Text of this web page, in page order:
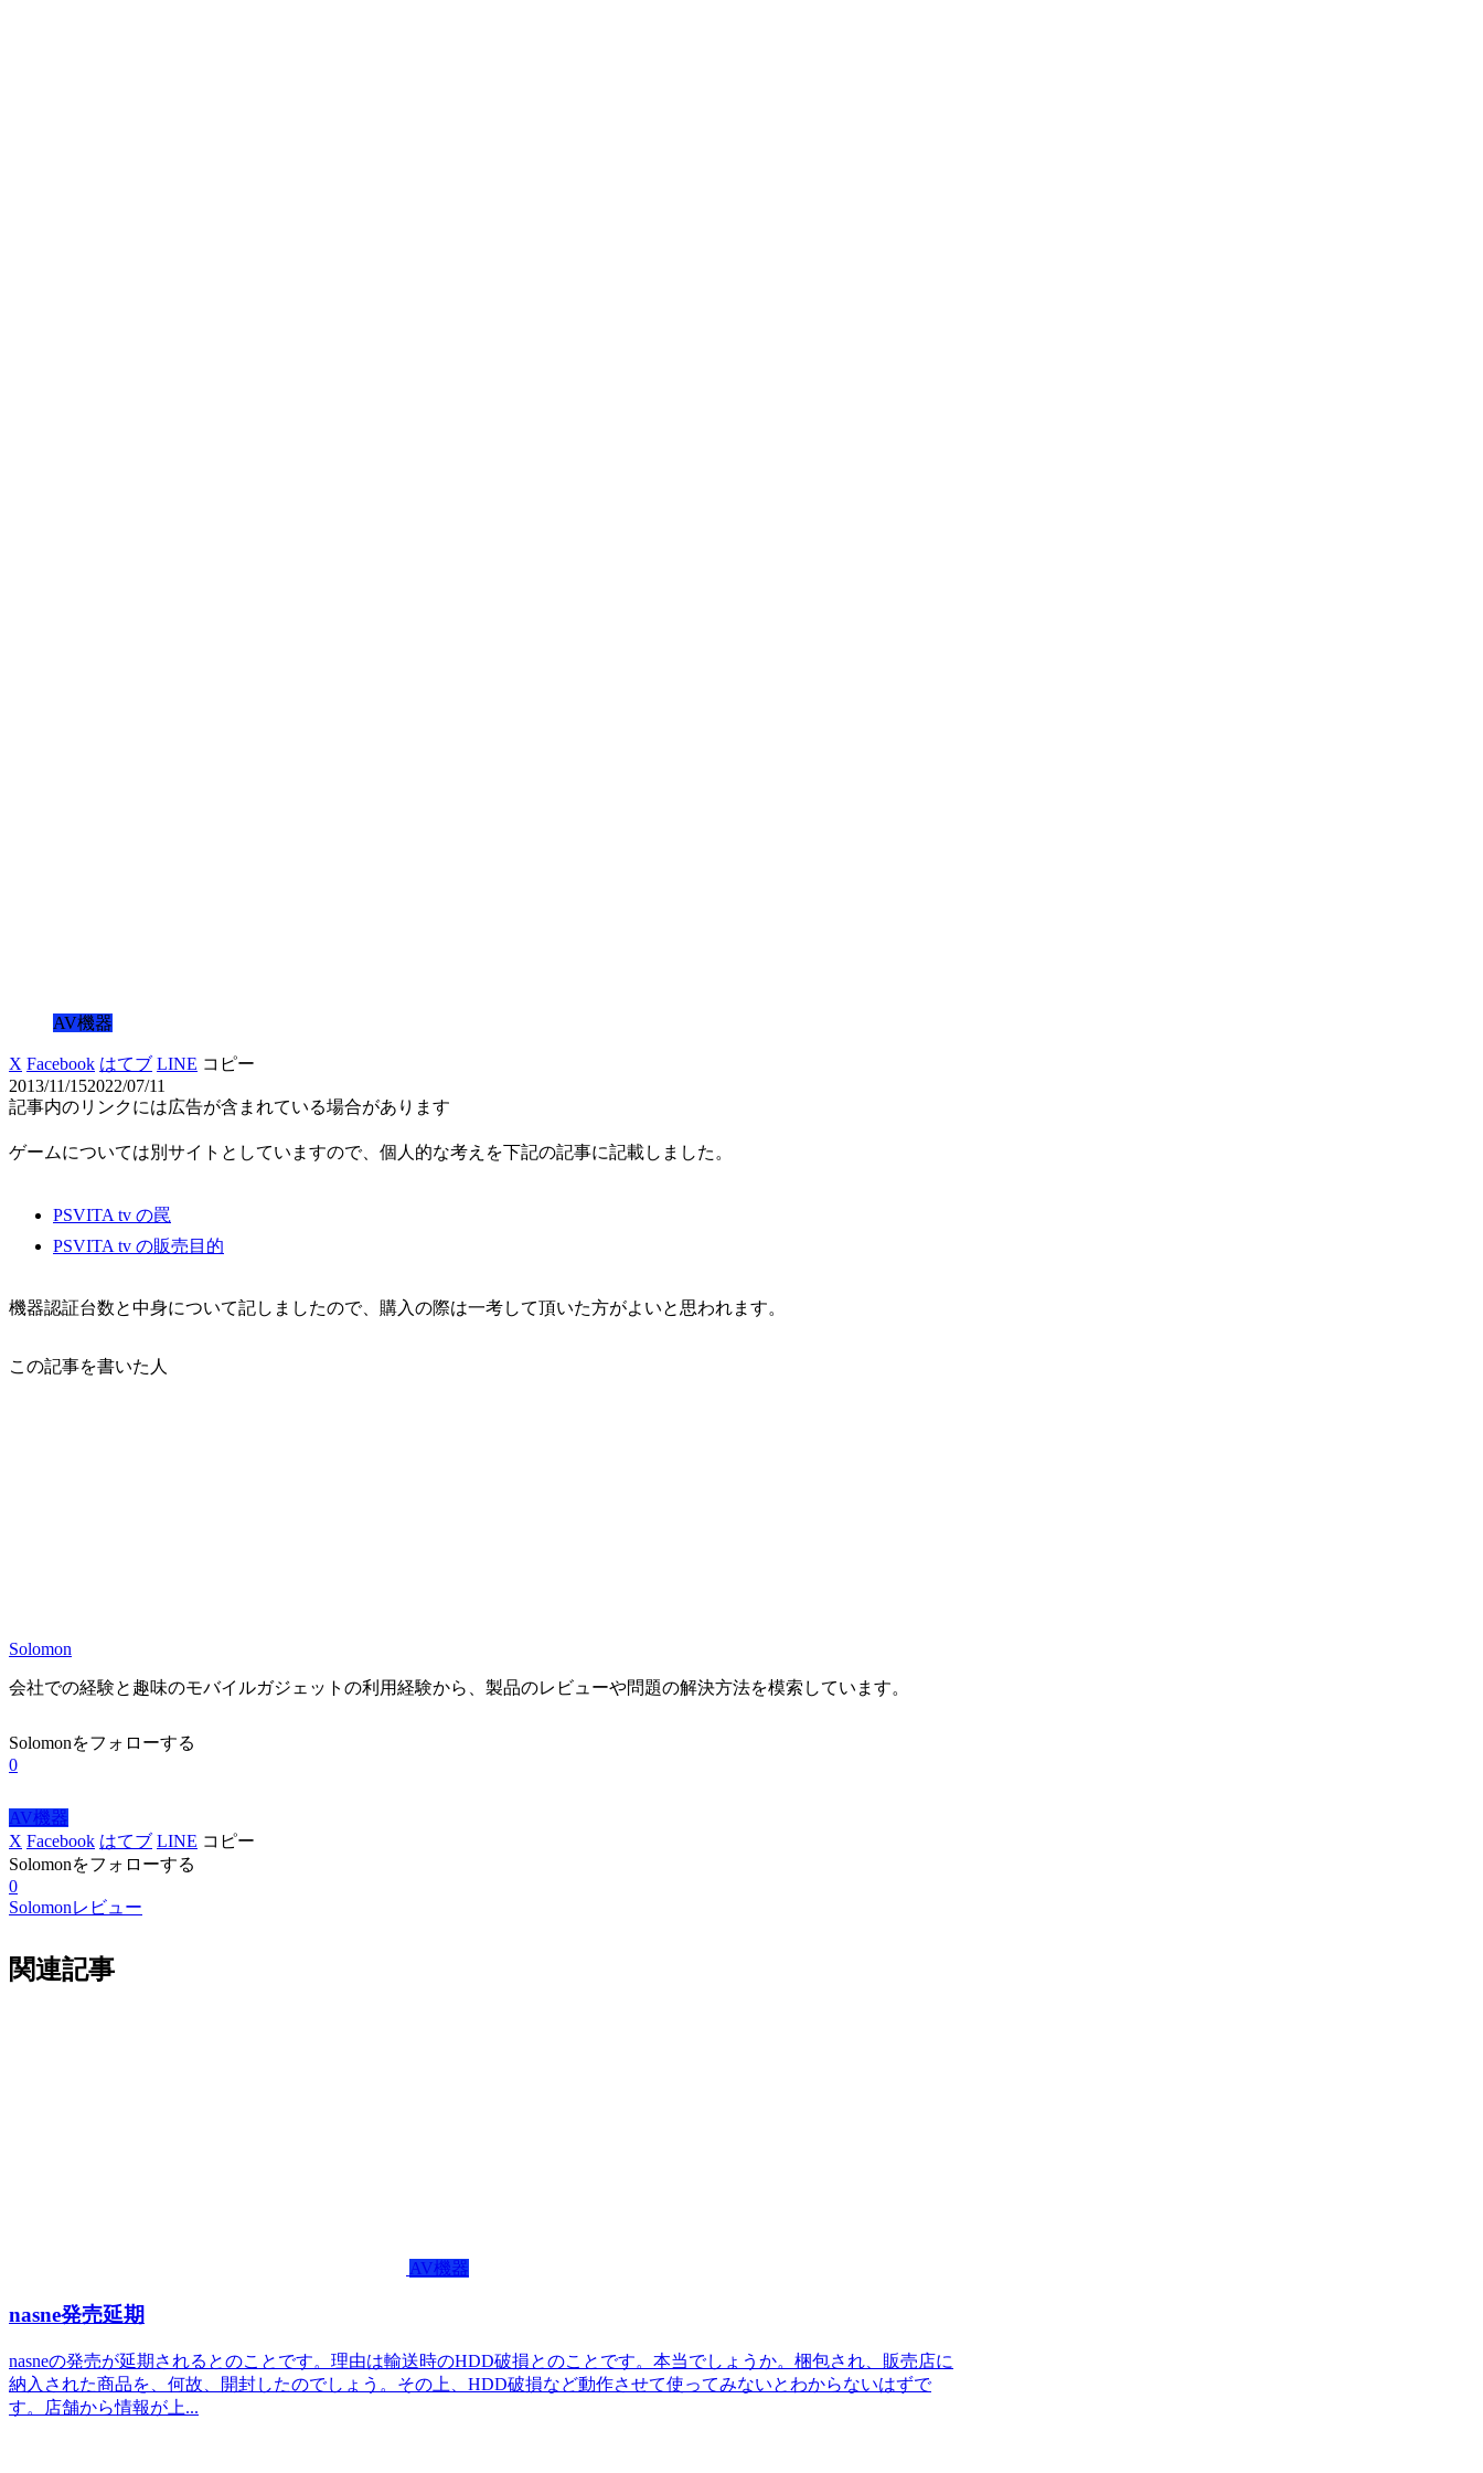
AV機器
X Facebook はてブ LINE コピー
2013/11/152022/07/11
記事内のリンクには広告が含まれている場合があります
ゲームについては別サイトとしていますので、個人的な考えを下記の記事に記載しました。
PSVITA tv の罠
PSVITA tv の販売目的
機器認証台数と中身について記しましたので、購入の際は一考して頂いた方がよいと思われます。
この記事を書いた人
Solomon
会社での経験と趣味のモバイルガジェットの利用経験から、製品のレビューや問題の解決方法を模索しています。
Solomonをフォローする
0
AV機器
X Facebook はてブ LINE コピー
Solomonをフォローする
0
Solomonレビュー
関連記事
AV機器
nasne発売延期
nasneの発売が延期されるとのことです。理由は輸送時のHDD破損とのことです。本当でしょうか。梱包され、販売店に
納入された商品を、何故、開封したのでしょう。その上、HDD破損など動作させて使ってみないとわからないはずで
す。店舗から情報が上...